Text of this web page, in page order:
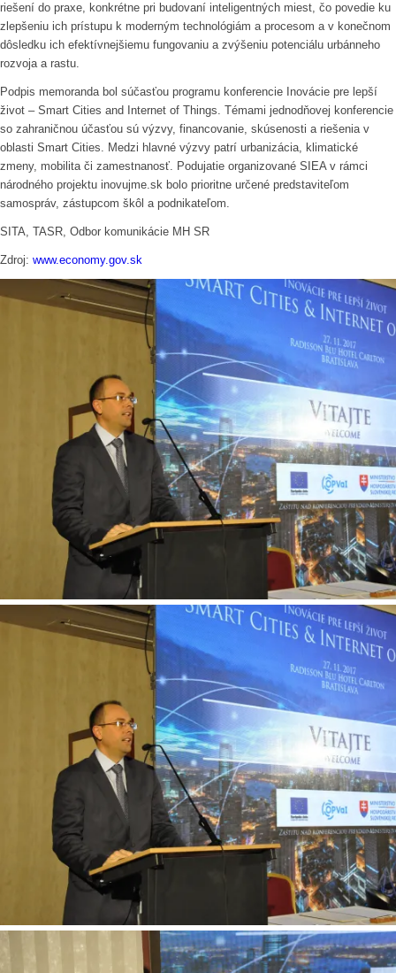
riešení do praxe, konkrétne pri budovaní inteligentných miest, čo povedie ku
zlepšeniu ich prístupu k moderným technológiám a procesom a v konečnom
dôsledku ich efektívnejšiemu fungovaniu a zvýšeniu potenciálu urbánneho
rozvoja a rastu.
Podpis memoranda bol súčasťou programu konferencie Inovácie pre lepší
život – Smart Cities and Internet of Things. Témami jednodňovej konferencie
so zahraničnou účasťou sú výzvy, financovanie, skúsenosti a riešenia v
oblasti Smart Cities. Medzi hlavné výzvy patrí urbanizácia, klimatické
zmeny, mobilita či zamestnanosť. Podujatie organizované SIEA v rámci
národného projektu inovujme.sk bolo prioritne určené predstaviteľom
samospráv, zástupcom škôl a podnikateľom.
SITA, TASR, Odbor komunikácie MH SR
Zdroj: www.economy.gov.sk